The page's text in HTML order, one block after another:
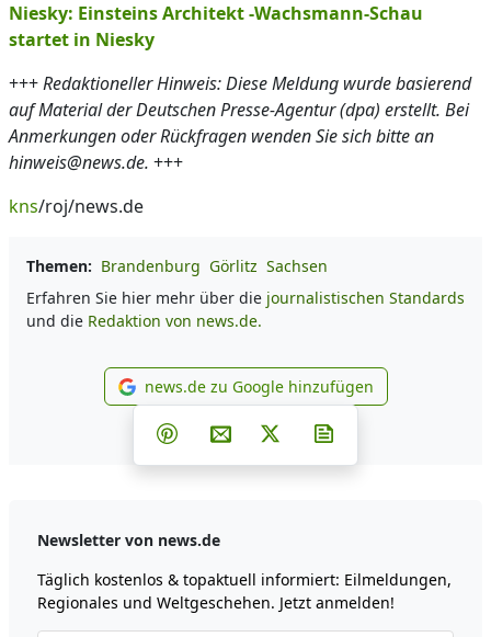
Niesky: Einsteins Architekt -Wachsmann-Schau
startet in Niesky
+++Redaktioneller Hinweis: Diese Meldung wurde basierend
auf Material der Deutschen Presse-Agentur (dpa) erstellt. Bei
Anmerkungen oder Rückfragen wenden Sie sich bitte an
hinweis@news.de. +++
kns/roj/news.de
Themen: Brandenburg Görlitz Sachsen
Erfahren Sie hier mehr über die journalistischen Standards
und die Redaktion von news.de.
news.de zu Google
news.de zu Google hinzufügen
Teilen auf Facebook
Teilen auf Whatsapp
Teilen auf Telegram
Teilen auf Pinterest
Per E-Mail teilen
Post auf X
Newsletter von news.de
Täglich kostenlos & topaktuell informiert: Eilmeldungen,
Regionales und Weltgeschehen. Jetzt anmelden!